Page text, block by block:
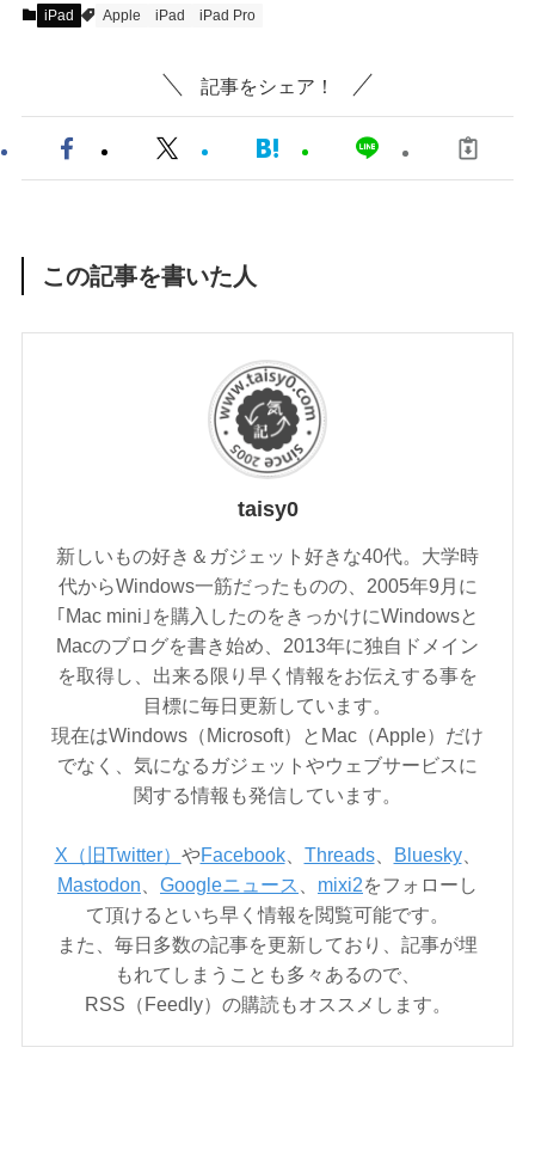
iPad Apple iPad iPad Pro
記事をシェア！
この記事を書いた人
taisy0
新しいもの好き＆ガジェット好きな40代。大学時
代からWindows一筋だったものの、2005年9月に
｢Mac mini｣を購入したのをきっかけにWindowsと
Macのブログを書き始め、2013年に独自ドメイン
を取得し、出来る限り早く情報をお伝えする事を
目標に毎日更新しています。
現在はWindows（Microsoft）とMac（Apple）だけ
でなく、気になるガジェットやウェブサービスに
関する情報も発信しています。
X（旧Twitter） やFacebook、 Threads、 Bluesky、
Mastodon
Googleニュース mixi2をフォローし
て頂けるといち早く情報を閲覧可能です。
また、毎日多数の記事を更新しており、記事が埋
もれてしまうことも多々あるので、
RSS（Feedly）の購読もオススメします。